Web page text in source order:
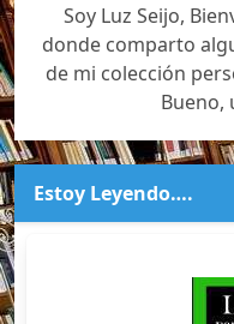
Soy Luz Seijo,
donde comparto
de mi colección
Bueno,
Estoy Leyendo….